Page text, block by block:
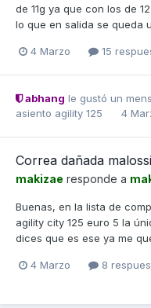
de 11g ya que con los de
lo que en salida se queda
4 Marzo 15
abhang le gustó un
asiento agility 125
4
Correa dañada
makizae responde a
Buenas, en la lista de
agility city 125 euro 5 la
dices que es ese ya me
4 Marzo 8